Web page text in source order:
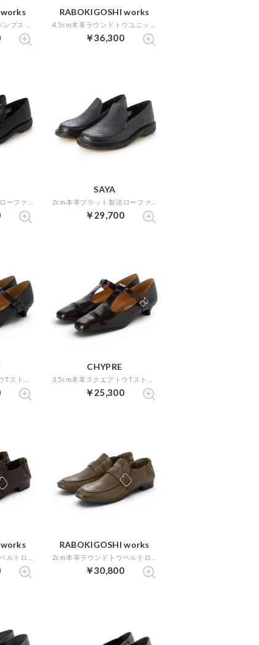
RABOKIGOSHI works
￥36,300
SAYA
￥29,700
CHYPRE
￥25,300
RABOKIGOSHI works
￥30,800